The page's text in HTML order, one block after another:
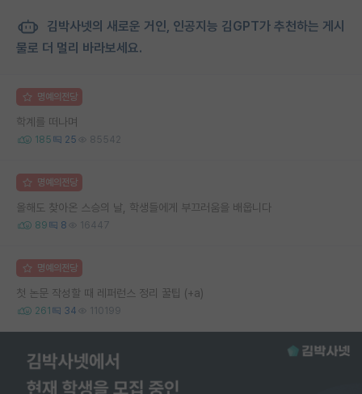
김박사넷의 새로운 거인, 인공지능 김GPT가 추천하는 게시
물로 더 멀리 바라보세요.
명예의전당
학계를 떠나며
185 25 85542
명예의전당
올해도 찾아온 스승의 날, 학생들에게 부끄러움을 배웁니다
89 8 16447
명예의전당
첫 논문 작성할 때 레퍼런스 정리 꿀팁 (+a)
261 34 110199